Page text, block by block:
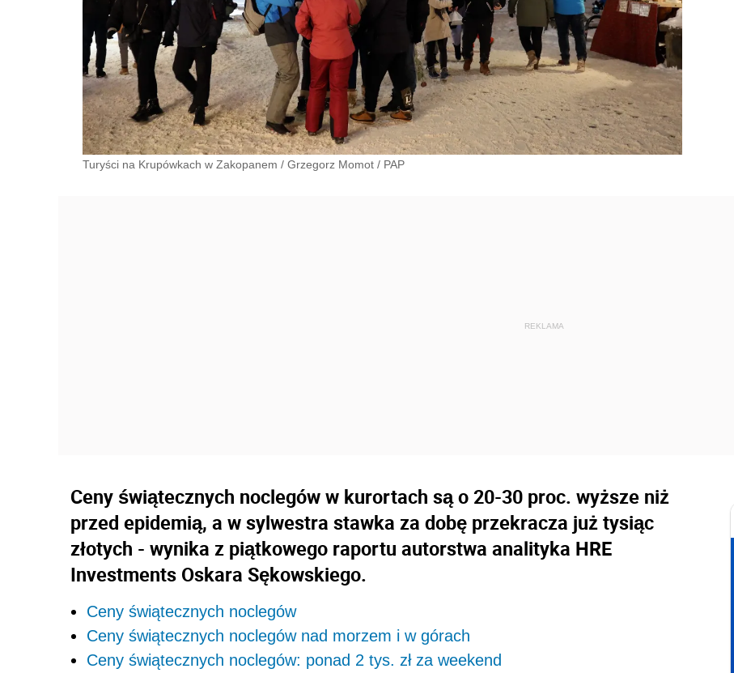
Turyści na Krupówkach w Zakopanem / Grzegorz Momot / PAP
Ceny świątecznych noclegów w kurortach są o 20-30 proc. wyższe niż
przed epidemią, a w sylwestra stawka za dobę przekracza już tysiąc
złotych - wynika z piątkowego raportu autorstwa analityka HRE
Investments Oskara Sękowskiego.
Ceny świątecznych noclegów
Ceny świątecznych noclegów nad morzem i w górach
Ceny świątecznych noclegów: ponad 2 tys. zł za weekend